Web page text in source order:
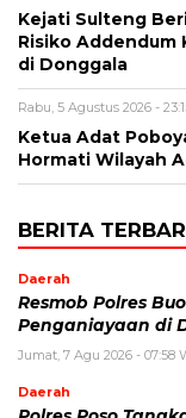
Kejati Sulteng
Risiko Addendum
di Donggala
Rabu, 5 Agustus 2026 -
Ketua Adat
Hormati Wilayah
BERITA
Daerah
Resmob Polres
Penganiayaan di
Jumat, 7 Agu 2026 - 07:58
Daerah